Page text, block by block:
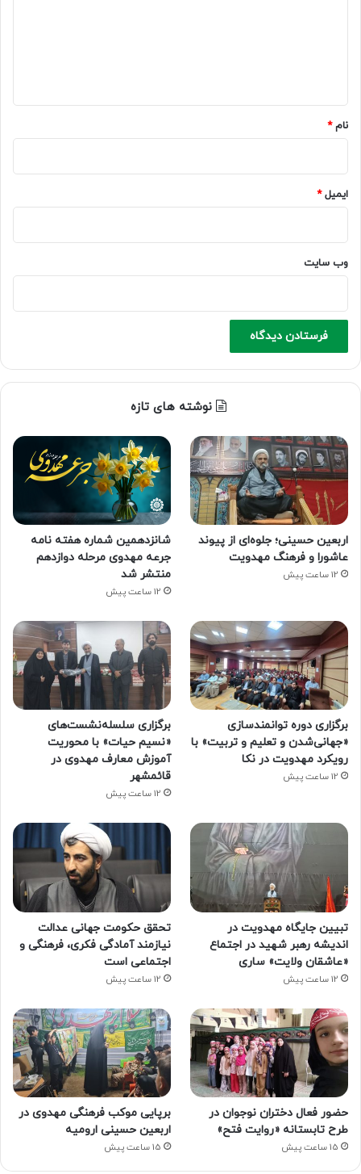
نام*
ایمیل*
وب‌ سایت
نوشته های تازه
اربعین حسینی؛ جلوه‌ای از پیوند
عاشورا و فرهنگ مهدویت
12 ساعت پیش
شانزدهمین شماره هفته‌ نامه
جرعه مهدوی مرحله دوازدهم
منتشر شد
12 ساعت پیش
برگزاری دوره توانمندسازی
«جهانی‌شدن و تعلیم و تربیت» با
رویکرد مهدویت در نکا
12 ساعت پیش
برگزاری سلسله‌نشست‌های
«نسیم حیات» با محوریت
آموزش معارف مهدوی در
قائمشهر
12 ساعت پیش
تبیین جایگاه مهدویت در
اندیشه رهبر شهید در اجتماع
«عاشقان ولایت» ساری
12 ساعت پیش
تحقق حکومت جهانی عدالت
نیازمند آمادگی فکری، فرهنگی و
اجتماعی است
12 ساعت پیش
حضور فعال دختران نوجوان در
طرح تابستانه «روایت فتح»
15 ساعت پیش
برپایی موکب فرهنگی مهدوی در
اربعین حسینی ارومیه
15 ساعت پیش